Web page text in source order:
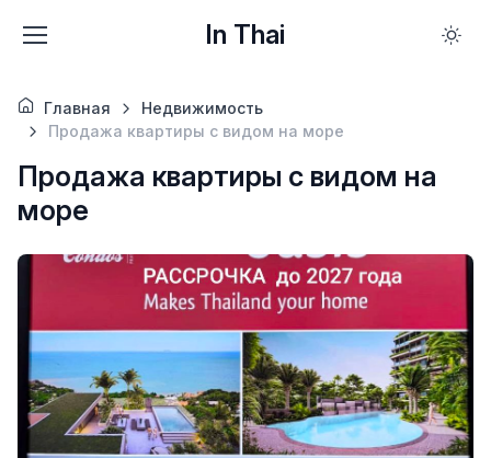
In Thai
Главная
Недвижимость
Продажа квартиры с видом на море
Продажа квартиры с видом на
море